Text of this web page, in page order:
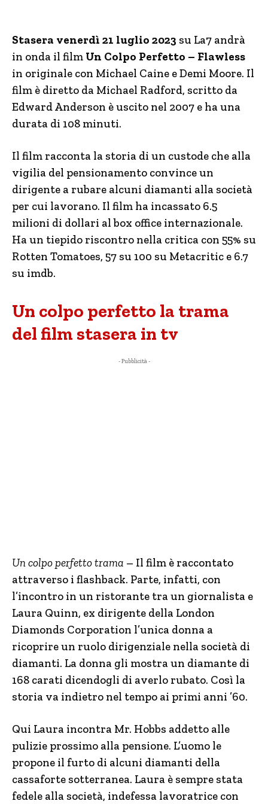
Stasera venerdì 21 luglio 2023 su La7 andrà
in onda il film Un Colpo Perfetto – Flawless
in originale con Michael Caine e Demi Moore. Il
film è diretto da Michael Radford, scritto da
Edward Anderson è uscito nel 2007 e ha una
durata di 108 minuti.
Il film racconta la storia di un custode che alla
vigilia del pensionamento convince un
dirigente a rubare alcuni diamanti alla società
per cui lavorano. Il film ha incassato 6.5
milioni di dollari al box office internazionale.
Ha un tiepido riscontro nella critica con 55% su
Rotten Tomatoes, 57 su 100 su Metacritic e 6.7
su imdb.
Un colpo perfetto la trama
del film stasera in tv
- Pubblicità -
Un colpo perfetto trama – Il film è raccontato
attraverso i flashback. Parte, infatti, con
l’incontro in un ristorante tra un giornalista e
Laura Quinn, ex dirigente della London
Diamonds Corporation l’unica donna a
ricoprire un ruolo dirigenziale nella società di
diamanti. La donna gli mostra un diamante di
168 carati dicendogli di averlo rubato. Così la
storia va indietro nel tempo ai primi anni ’60.
Qui Laura incontra Mr. Hobbs addetto alle
pulizie prossimo alla pensione. L’uomo le
propone il furto di alcuni diamanti della
cassaforte sotterranea. Laura è sempre stata
fedele alla società, indefessa lavoratrice con